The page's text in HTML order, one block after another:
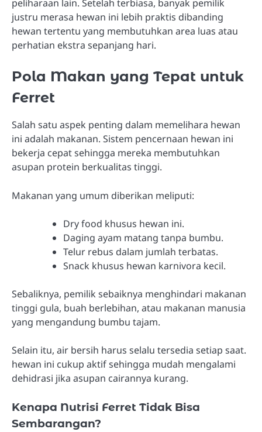
peliharaan lain. Setelah terbiasa, banyak pemilik
justru merasa hewan ini lebih praktis dibanding
hewan tertentu yang membutuhkan area luas atau
perhatian ekstra sepanjang hari.
Pola Makan yang Tepat untuk
Ferret
Salah satu aspek penting dalam memelihara hewan
ini adalah makanan. Sistem pencernaan hewan ini
bekerja cepat sehingga mereka membutuhkan
asupan protein berkualitas tinggi.
Makanan yang umum diberikan meliputi:
Dry food khusus hewan ini.
Daging ayam matang tanpa bumbu.
Telur rebus dalam jumlah terbatas.
Snack khusus hewan karnivora kecil.
Sebaliknya, pemilik sebaiknya menghindari makanan
tinggi gula, buah berlebihan, atau makanan manusia
yang mengandung bumbu tajam.
Selain itu, air bersih harus selalu tersedia setiap saat.
hewan ini cukup aktif sehingga mudah mengalami
dehidrasi jika asupan cairannya kurang.
Kenapa Nutrisi Ferret Tidak Bisa
Sembarangan?